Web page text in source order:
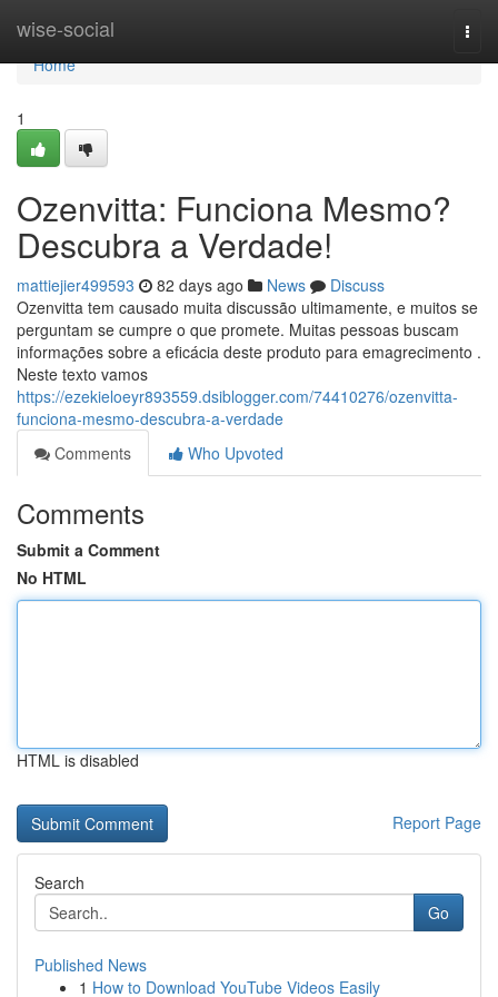
wise-social
Home
Home
1
Ozenvitta: Funciona Mesmo?
Descubra a Verdade!
mattiejier499593 82 days ago News
Discuss
Ozenvitta tem causado muita discussão ultimamente, e muitos se
perguntam se cumpre o que promete. Muitas pessoas buscam
informações sobre a eficácia deste produto para emagrecimento .
Neste texto vamos
https://ezekieloeyr893559.dsiblogger.com/74410276/ozenvitta-
funciona-mesmo-descubra-a-verdade
Comments
Who Upvoted
Comments
Submit a Comment
No HTML
HTML is disabled
Report Page
Search
Go
Published News
1 How to Download YouTube Videos Easily